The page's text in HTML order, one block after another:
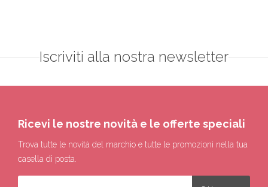
Iscriviti alla nostra newsletter
Ricevi le nostre novità e le offerte speciali
Trova tutte le novità del marchio e tutte le promozioni nella tua
casella di posta.